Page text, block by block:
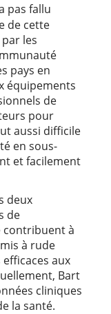
pas fallu
de cette
les
pays en
équipements
de
pour
aussi difficile
en sous-
et facilement
deux
de
contribuent à
à rude
aux
Bart
cliniques
la santé.